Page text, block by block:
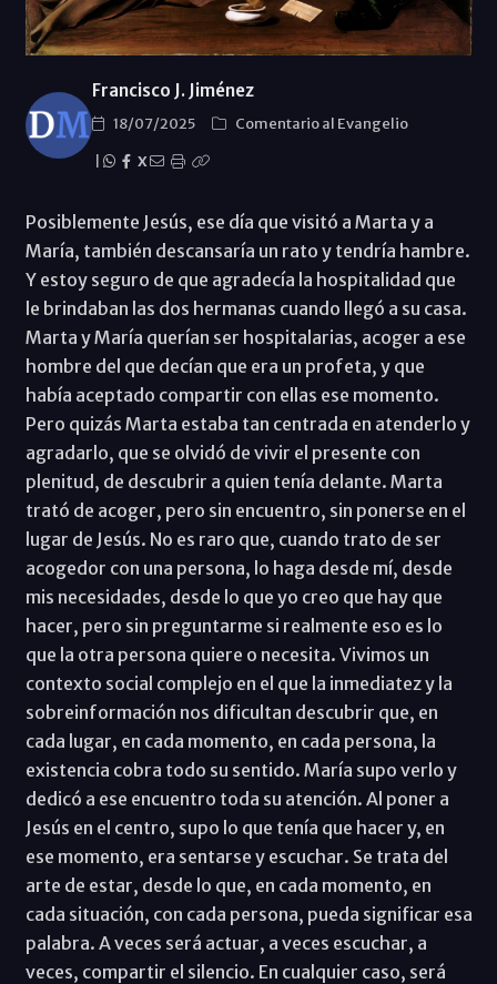
Francisco J. Jiménez
18/07/2025
Comentario al Evangelio
X
Posiblemente Jesús, ese día que visitó a Marta y a
María, también descansaría un rato y tendría hambre.
Y estoy seguro de que agradecía la hospitalidad que
le brindaban las dos hermanas cuando llegó a su casa.
Marta y María querían ser hospitalarias, acoger a ese
hombre del que decían que era un profeta, y que
había aceptado compartir con ellas ese momento.
Pero quizás Marta estaba tan centrada en atenderlo y
agradarlo, que se olvidó de vivir el presente con
plenitud, de descubrir a quien tenía delante. Marta
trató de acoger, pero sin encuentro, sin ponerse en el
lugar de Jesús. No es raro que, cuando trato de ser
acogedor con una persona, lo haga desde mí, desde
mis necesidades, desde lo que yo creo que hay que
hacer, pero sin preguntarme si realmente eso es lo
que la otra persona quiere o necesita. Vivimos un
contexto social complejo en el que la inmediatez y la
sobreinformación nos dificultan descubrir que, en
cada lugar, en cada momento, en cada persona, la
existencia cobra todo su sentido. María supo verlo y
dedicó a ese encuentro toda su atención. Al poner a
Jesús en el centro, supo lo que tenía que hacer y, en
ese momento, era sentarse y escuchar. Se trata del
arte de estar, desde lo que, en cada momento, en
cada situación, con cada persona, pueda significar esa
palabra. A veces será actuar, a veces escuchar, a
veces, compartir el silencio. En cualquier caso, será